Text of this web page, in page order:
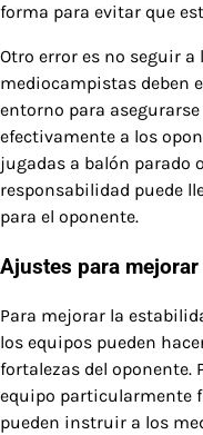
forma para evitar que
Otro error es no seguir a
mediocampistas deben
entorno para
efectivamente a los
jugadas a balón parado
responsabilidad puede
para el oponente.
Ajustes para
Para mejorar la
los equipos pueden
fortalezas del oponente.
equipo particularmente
pueden instruir a los